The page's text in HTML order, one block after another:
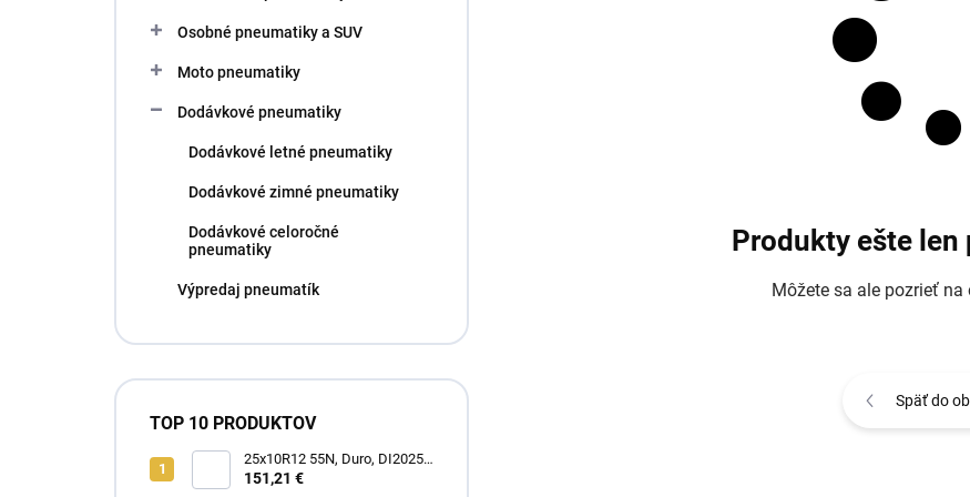
Osobné pneumatiky a SUV
Moto pneumatiky
Dodávkové pneumatiky
Dodávkové letné pneumatiky
Dodávkové zimné pneumatiky
Dodávkové celoročné
pneumatiky
Výpredaj pneumatík
TOP 10 PRODUKTOV
25x10R12 55N, Duro, DI2025
POWER GRIP
151,21 €
Produkty ešte len
Môžete sa ale pozrieť na
Späť do